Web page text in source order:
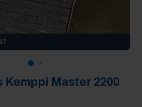
Kemppi Master 2200